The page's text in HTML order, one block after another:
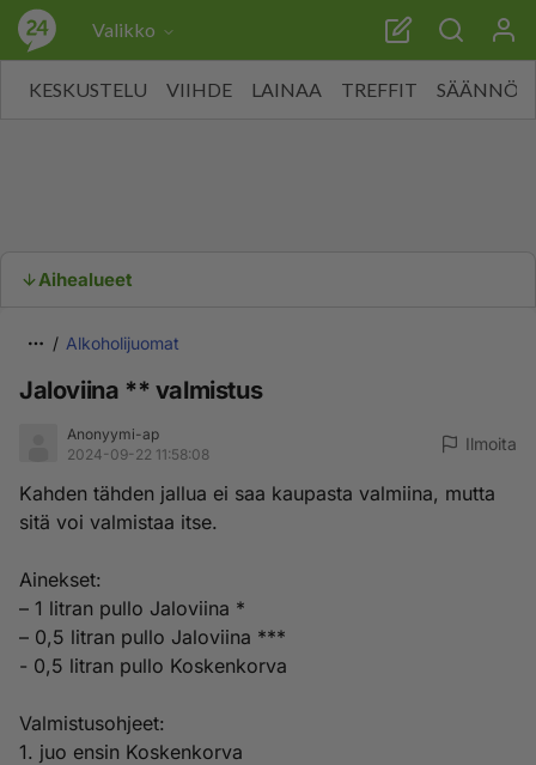
Valikko
KESKUSTELU VIIHDE LAINAA TREFFIT SÄÄNNÖT
Aihealueet
Alkoholijuomat
Jaloviina ** valmistus
Anonyymi-ap
2024-09-22 11:58:08
Ilmoita
Kahden tähden jallua ei saa kaupasta valmiina, mutta
sitä voi valmistaa itse.
Ainekset:
– 1 litran pullo Jaloviina *
– 0,5 litran pullo Jaloviina ***
- 0,5 litran pullo Koskenkorva
Valmistusohjeet:
1. juo ensin Koskenkorva